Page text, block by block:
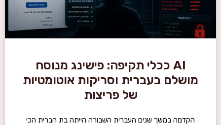
AI ככלי תקיפה: פישינג מנוסח
מושלם בעברית וסריקות אוטומטיות
של פריצות
הקדמה במשך שנים העברית השבורה הייתה בת הברית הכי